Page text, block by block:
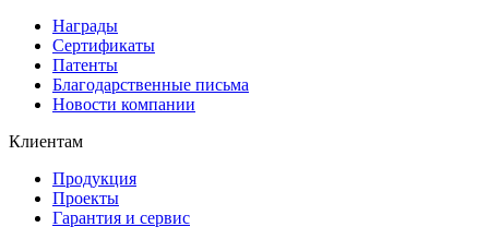
Награды
Сертификаты
Патенты
Благодарственные письма
Новости компании
Клиентам
Продукция
Проекты
Гарантия и сервис